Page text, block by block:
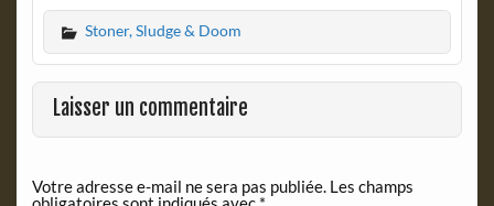
c
e
b
o
o
k
i
n
t
F
r
e
d
Stoner, Sludge & Doom
Laisser un commentaire
Votre adresse e-mail ne sera pas publiée. Les champs